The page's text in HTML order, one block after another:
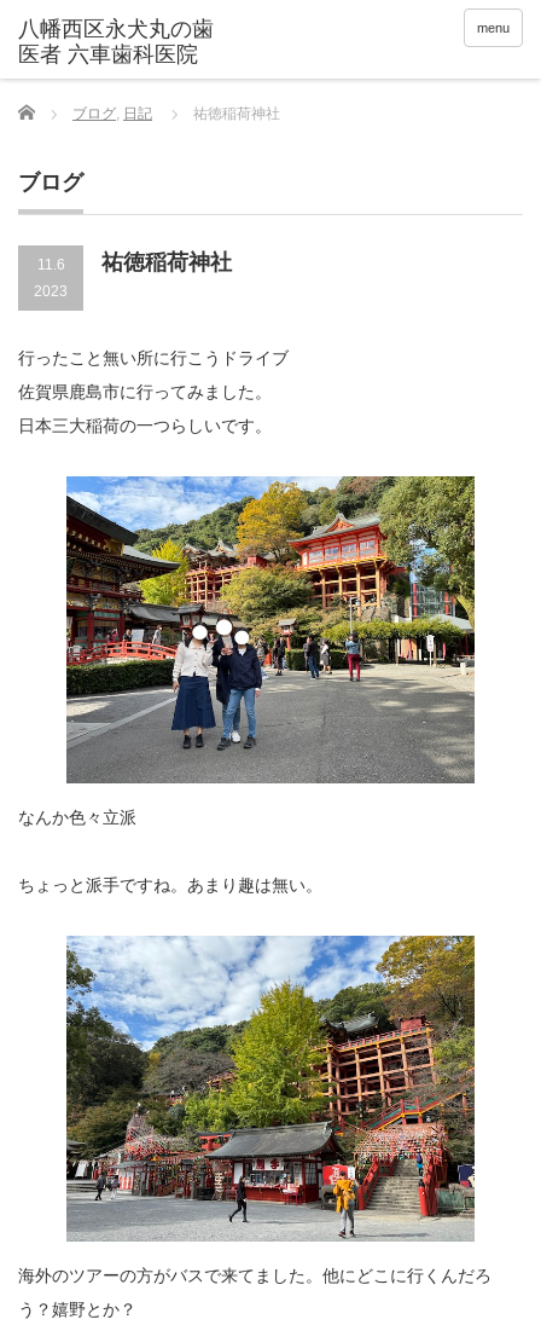
menu
Home ブログ, 日記 祐徳稲荷神社
ブログ
11.6
2023
祐徳稲荷神社
行ったこと無い所に行こうドライブ
佐賀県鹿島市に行ってみました。
日本三大稲荷の一つらしいです。
なんか色々立派
ちょっと派手ですね。あまり趣は無い。
海外のツアーの方がバスで来てました。他にどこに行くんだろ
う？嬉野とか？